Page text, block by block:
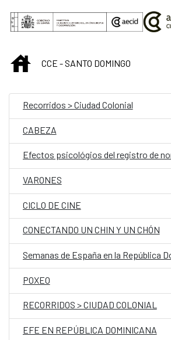
Saltar al contenido principal
INICIOCCE - SANTO DOMINGO
Recorridos > Ciudad Colonial
CABEZA
VARONES
CICLO DE CINE
CONECTANDO UN CHIN Y UN CHÓN
Semanas de España en la República
POXEO
RECORRIDOS > CIUDAD COLONIAL
EFE EN REPÚBLICA DOMINICANA